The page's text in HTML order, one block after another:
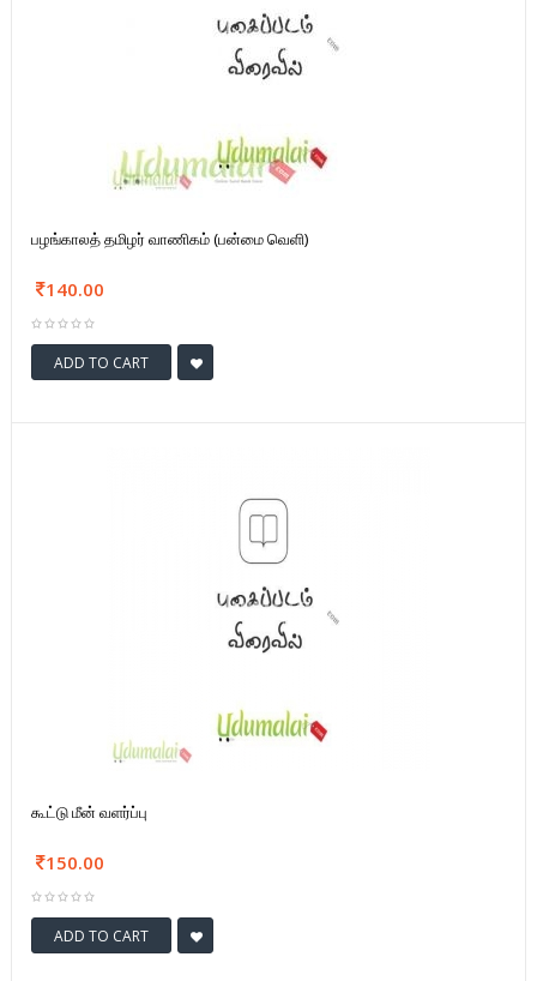
பழங்காலத் தமிழர் வாணிகம் (பன்மை வெளி)
140.00
ADD TO CART
கூட்டு மீன் வளர்ப்பு
150.00
ADD TO CART